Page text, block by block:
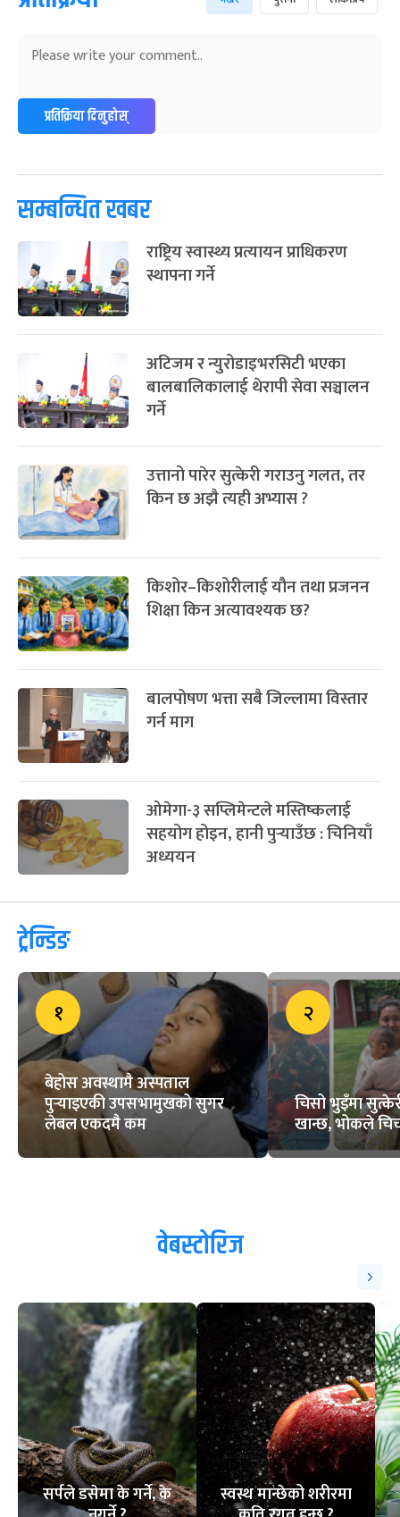
प्रतिक्रिया दिनुहोस्
सम्बन्धित खबर
राष्ट्रिय स्वास्थ्य प्रत्यायन प्राधिकरण
स्थापना गर्ने
अटिजम र न्युरोडाइभरसिटी भएका
बालबालिकालाई थेरापी सेवा सञ्चालन
गर्ने
उत्तानो पारेर सुत्केरी गराउनु गलत, तर
किन छ अझै त्यही अभ्यास ?
किशोर–किशोरीलाई यौन तथा प्रजनन
शिक्षा किन अत्यावश्यक छ?
बालपोषण भत्ता सबै जिल्लामा विस्तार
गर्न माग
ओमेगा-३ सप्लिमेन्टले मस्तिष्कलाई
सहयोग होइन, हानी पुर्‍याउँछ : चिनियाँ
अध्ययन
ट्रेन्डिङ
१
बेहोस अवस्थामै अस्पताल
पुर्‍याइएकी उपसभामुखको सुगर
लेबल एकदमै कम
२
चिसो भुइँमा
खान्छ, भोकले
वेबस्टोरिज
सर्पले डसेमा के गर्ने, के स्वस्थ मान्छेको शरीरमा